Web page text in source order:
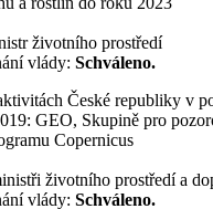
životního prostředí
vlády: Schváleno.
České republiky v
GEO, Skupině pro
Copernicus
životního prostředí a
vlády: Schváleno.